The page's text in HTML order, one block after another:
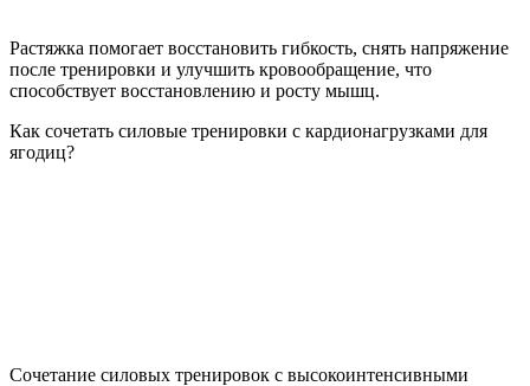
Растяжка помогает восстановить гибкость, снять напряжение
после тренировки и улучшить кровообращение, что
способствует восстановлению и росту мышц.
Как сочетать силовые тренировки с кардионагрузками для
ягодиц?
Сочетание силовых тренировок с высокоинтенсивными